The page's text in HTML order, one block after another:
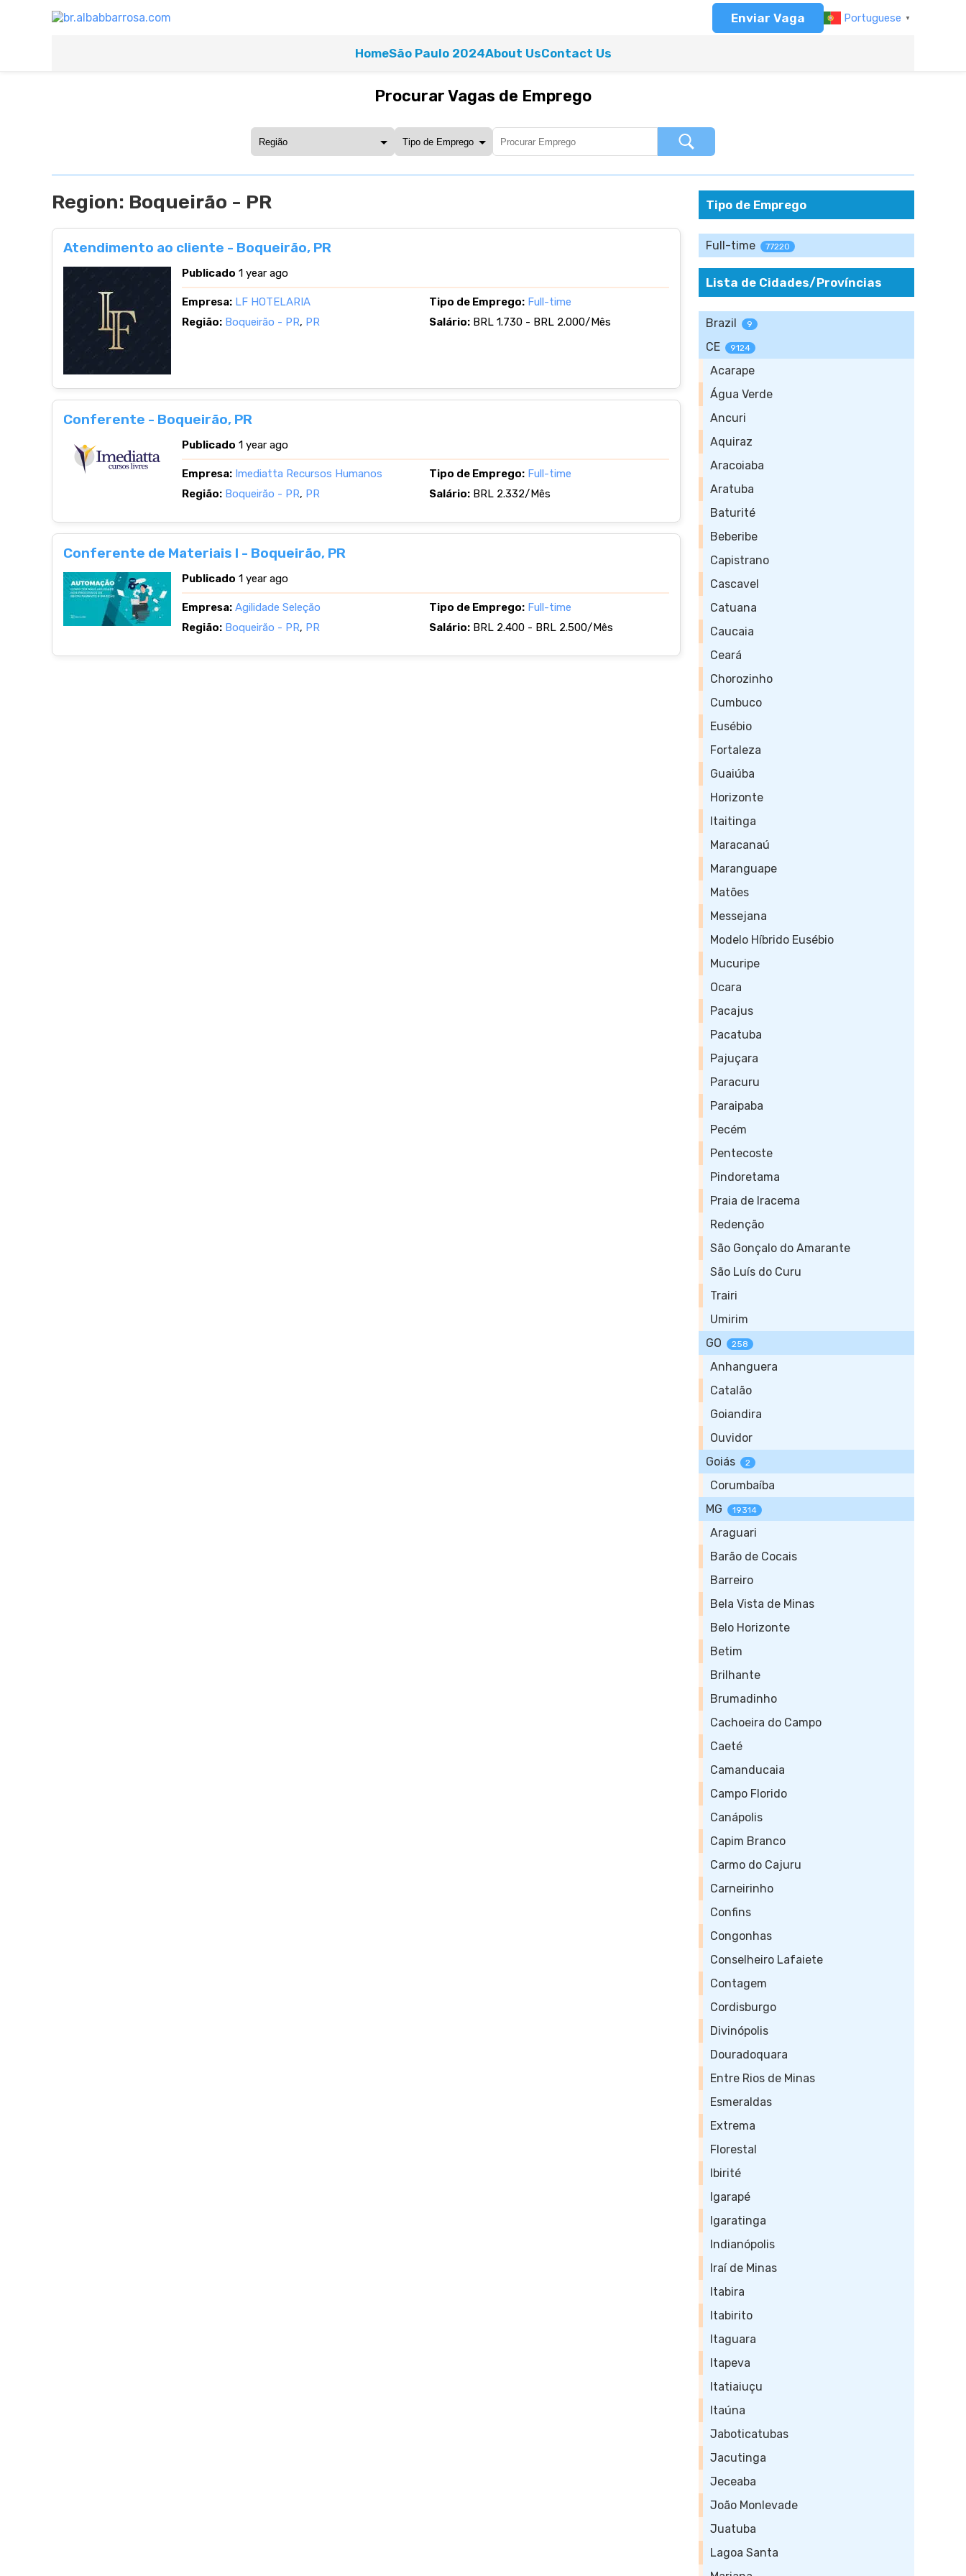
Enviar Vaga Portuguese ▼
HomeSão Paulo 2024About UsContact Us
Procurar Vagas de Emprego
Region: Boqueirão - PR
Atendimento ao cliente - Boqueirão, PR
Publicado 1 year ago
Empresa: LF HOTELARIA Tipo de Emprego: Full-time
Região: Boqueirão - PR, PR Salário: BRL 1.730 - BRL 2.000/Mês
Conferente - Boqueirão, PR
Publicado 1 year ago
Empresa: Imediatta Recursos Humanos Tipo de Emprego: Full-time
Região: Boqueirão - PR, PR Salário: BRL 2.332/Mês
Conferente de Materiais I - Boqueirão, PR
Publicado 1 year ago
Empresa: Agilidade Seleção Tipo de Emprego: Full-time
Região: Boqueirão - PR, PR Salário: BRL 2.400 - BRL 2.500/Mês
Tipo de Emprego
Full-time 77220
Lista de Cidades/Províncias
Brazil 9
CE 9124
Acarape
Água Verde
Ancuri
Aquiraz
Aracoiaba
Aratuba
Baturité
Beberibe
Capistrano
Cascavel
Catuana
Caucaia
Ceará
Chorozinho
Cumbuco
Eusébio
Fortaleza
Guaiúba
Horizonte
Itaitinga
Maracanaú
Maranguape
Matões
Messejana
Modelo Híbrido Eusébio
Mucuripe
Ocara
Pacajus
Pacatuba
Pajuçara
Paracuru
Paraipaba
Pecém
Pentecoste
Pindoretama
Praia de Iracema
Redenção
São Gonçalo do Amarante
São Luís do Curu
Trairi
Umirim
GO
258
Anhanguera
Catalão
Goiandira
Ouvidor
Goiás
2
Corumbaíba
MG
19314
Araguari
Barão de Cocais
Barreiro
Bela Vista de Minas
Belo Horizonte
Betim
Brilhante
Brumadinho
Cachoeira do Campo
Caeté
Camanducaia
Campo Florido
Canápolis
Capim Branco
Carmo do Cajuru
Carneirinho
Confins
Congonhas
Conselheiro Lafaiete
Contagem
Cordisburgo
Divinópolis
Douradoquara
Entre Rios de Minas
Esmeraldas
Extrema
Florestal
Ibirité
Igarapé
Igaratinga
Indianópolis
Iraí de Minas
Itabira
Itabirito
Itaguara
Itapeva
Itatiaiuçu
Itaúna
Jaboticatubas
Jacutinga
Jeceaba
João Monlevade
Juatuba
Lagoa Santa